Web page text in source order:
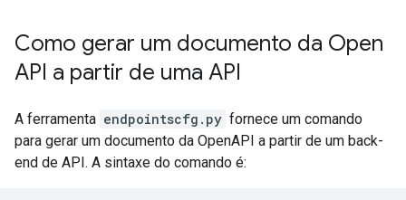
Como gerar um documento da Open
API a partir de uma API
A ferramenta endpointscfg.py fornece um comando
para gerar um documento da OpenAPI a partir de um back-
end de API. A sintaxe do comando é: